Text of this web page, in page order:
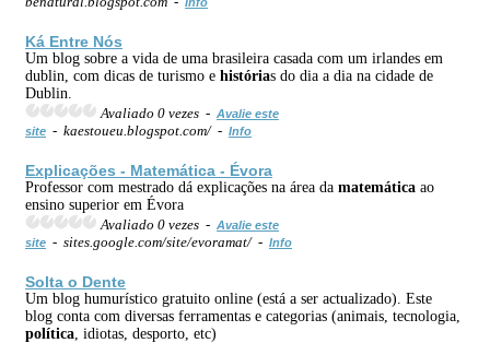
Ká Entre Nós
Um blog sobre a vida de uma brasileira casada com um irlandes em
dublin, com dicas de turismo e histórias do dia a dia na cidade de
Dublin.
Avaliado 0 vezes - Avalie este
site - kaestoueu.blogspot.com/ - Info
Explicações - Matemática - Évora
Professor com mestrado dá explicações na área da matemática ao
ensino superior em Évora
Avaliado 0 vezes - Avalie este
site - sites.google.com/site/evoramat/ - Info
Solta o Dente
Um blog humurístico gratuito online (está a ser actualizado). Este
blog conta com diversas ferramentas e categorias (animais, tecnologia,
política , idiotas, desporto, etc)